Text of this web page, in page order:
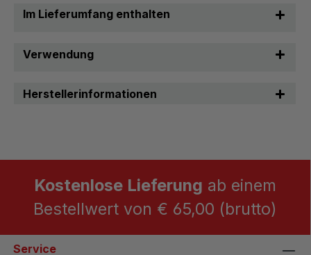
Im Lieferumfang enthalten
Verwendung
Herstellerinformationen
Kostenlose Lieferung ab einem
Bestellwert von € 65,00 (brutto)
Service